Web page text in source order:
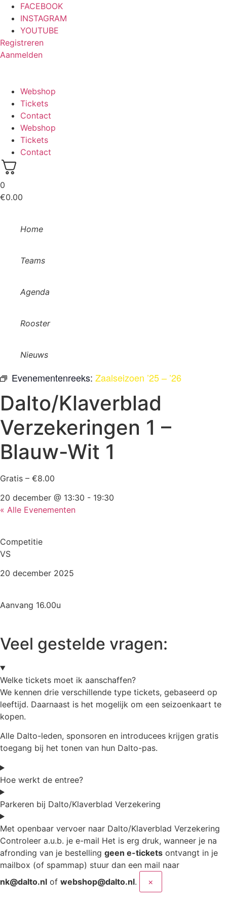
naar
inhoud
FACEBOOK
INSTAGRAM
YOUTUBE
Registreren
Aanmelden
Webshop
Tickets
Contact
Webshop
Tickets
Contact
0
€0.00
Home
Teams
Agenda
Rooster
Nieuws
Evenementenreeks: Zaalseizoen ’25 – ’26
Dalto/Klaverblad
Verzekeringen 1 –
Blauw-Wit 1
Gratis – €8.00
20 december @ 13:30 - 19:30
« Alle Evenementen
Competitie
VS
20 december 2025
Aanvang 16.00u
Veel gestelde vragen:
Welke tickets moet ik aanschaffen?
We kennen drie verschillende type tickets, gebaseerd op
leeftijd. Daarnaast is het mogelijk om een seizoenkaart te
kopen.
Alle Dalto-leden, sponsoren en introducees krijgen gratis
toegang bij het tonen van hun Dalto-pas.
Hoe werkt de entree?
Parkeren bij Dalto/Klaverblad Verzekering
Met openbaar vervoer naar Dalto/Klaverblad Verzekering
Controleer a.u.b. je e-mail Het is erg druk, wanneer je na
afronding van je bestelling geen e-tickets ontvangt in je
mailbox (of spammap) stuur dan een mail naar
nk@dalto.nl of webshop@dalto.nl. ×